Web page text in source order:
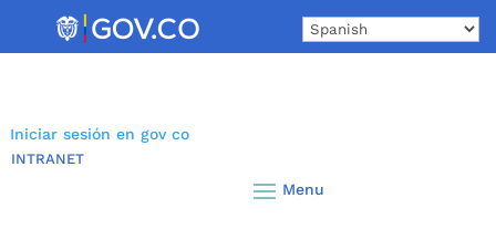
Iniciar sesión en gov co
INTRANET